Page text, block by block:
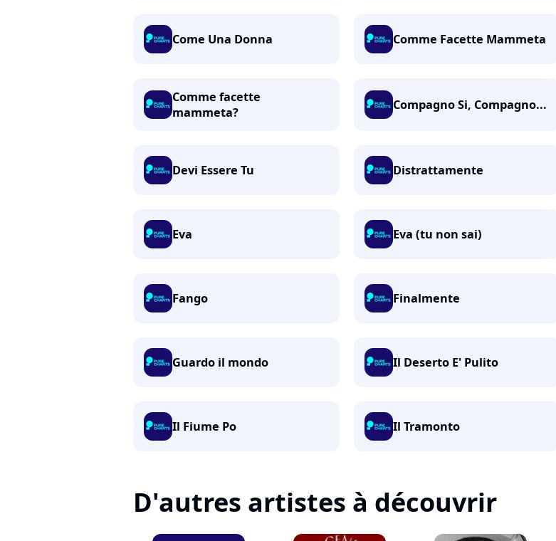
Come Una Donna Comme Facette Mammeta
Comme facette
mammeta?
Compagno Si, Compagno...
Devi Essere Tu Distrattamente
Eva Eva (tu non sai)
Fango Finalmente
Guardo il mondo Il Deserto E' Pulito
Il Fiume Po Il Tramonto
D'autres artistes à découvrir